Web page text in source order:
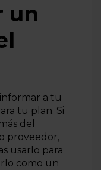
en el cPanel
un
a tu
tu plan. Si
del
proveedor,
usarlo para
como un